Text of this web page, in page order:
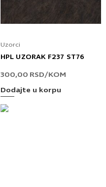
Uzorci
HPL UZORAK F237 ST76
300,00 RSD/KOM
Dodajte u korpu